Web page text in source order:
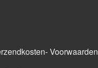
Voorwaarden